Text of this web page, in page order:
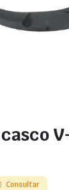
Consultar